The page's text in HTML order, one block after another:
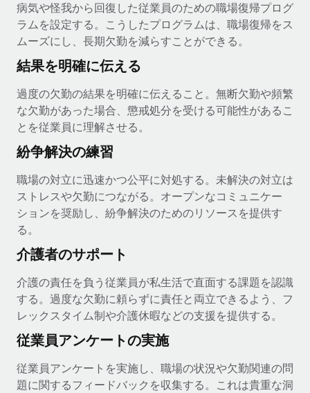
病気や怪我から回復した従業員のための職場復帰プログ
ラムを設定する。こうしたプログラムは、職場復帰をス
ムーズにし、長期欠勤を減らすことができる。
結果を明確に伝える
過度の欠勤の結果を明確に伝えること。無断欠勤や頻繁
な欠勤があった場合、懲戒処分を受ける可能性があるこ
とを従業員に理解させる。
紛争解決の練習
職場の対立に迅速かつ公平に対処する。未解決の対立は
ストレスや欠勤につながる。オープンなコミュニケー
ションを奨励し、紛争解決のためのリソースを提供す
る。
介護者のサポート
介護の責任を負う従業員が私生活で直面する課題を認識
する。過度な欠勤に頼らずに責任と両立できるよう、フ
レックスタイム制や介護休暇などの支援を提供する。
従業員アンケートの実施
従業員アンケートを実施し、職場の状況や欠勤関連の問
題に関するフィードバックを収集する。これは貴重な洞